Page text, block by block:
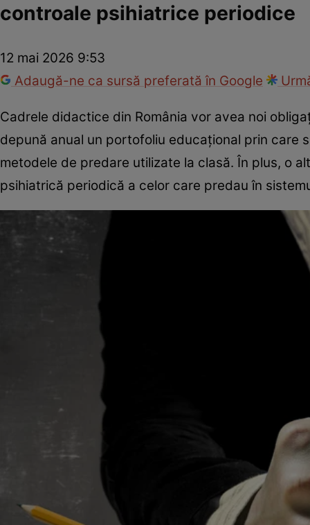
controale psihiatrice periodice
12 mai 2026 9:53
Adaugă-ne ca sursă preferată în Google
Cadrele didactice din România vor avea noi
depună anual un portofoliu educațional prin care
metodele de predare utilizate la clasă. În plus, o
psihiatrică periodică a celor care predau în